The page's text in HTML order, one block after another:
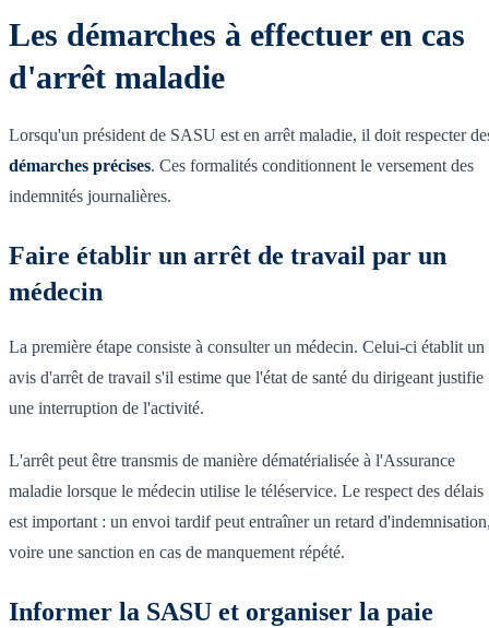
Les démarches à effectuer en cas
d'arrêt maladie
Lorsqu'un président de SASU est en arrêt maladie, il doit respecter
démarches précises. Ces formalités conditionnent le versement des
indemnités journalières.
Faire établir un arrêt de travail par un
médecin
La première étape consiste à consulter un médecin. Celui-ci établit un
avis d'arrêt de travail s'il estime que l'état de santé du dirigeant justifie
une interruption de l'activité.
L'arrêt peut être transmis de manière dématérialisée à l'Assurance
maladie lorsque le médecin utilise le téléservice. Le respect des délais
est important : un envoi tardif peut entraîner un retard
voire une sanction en cas de manquement répété.
Informer la SASU et organiser la paie